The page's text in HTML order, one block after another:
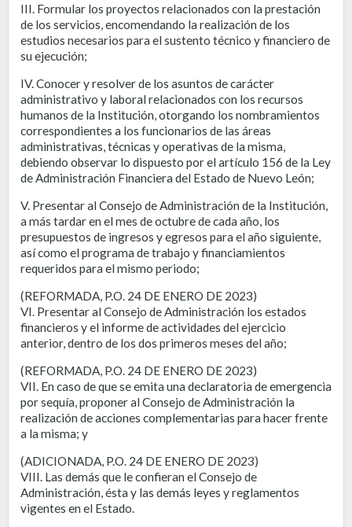
III. Formular los proyectos relacionados con la prestación
de los servicios, encomendando la realización de los
estudios necesarios para el sustento técnico y financiero de
su ejecución;
IV. Conocer y resolver de los asuntos de carácter
administrativo y laboral relacionados con los recursos
humanos de la Institución, otorgando los nombramientos
correspondientes a los funcionarios de las áreas
administrativas, técnicas y operativas de la misma,
debiendo observar lo dispuesto por el artículo 156 de la Ley
de Administración Financiera del Estado de Nuevo León;
V. Presentar al Consejo de Administración de la Institución,
a más tardar en el mes de octubre de cada año, los
presupuestos de ingresos y egresos para el año siguiente,
así como el programa de trabajo y financiamientos
requeridos para el mismo periodo;
(REFORMADA, P.O. 24 DE ENERO DE 2023)
VI. Presentar al Consejo de Administración los estados
financieros y el informe de actividades del ejercicio
anterior, dentro de los dos primeros meses del año;
(REFORMADA, P.O. 24 DE ENERO DE 2023)
VII. En caso de que se emita una declaratoria de emergencia
por sequía, proponer al Consejo de Administración la
realización de acciones complementarias para hacer frente
a la misma; y
(ADICIONADA, P.O. 24 DE ENERO DE 2023)
VIII. Las demás que le confieran el Consejo de
Administración, ésta y las demás leyes y reglamentos
vigentes en el Estado.